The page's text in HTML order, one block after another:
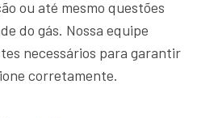
ou até mesmo questões
do gás. Nossa equipe
necessários para garantir
corretamente.